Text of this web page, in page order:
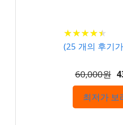
★★★★★
★★★★★
(25 개의 후기
60,000원
최저가 보